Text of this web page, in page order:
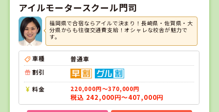
アイルモータースクール門司
福岡県で合宿ならアイルで決まり！長崎県・佐賀県・大
分県からも往復交通費支給！オシャレな校舎が魅力で
す。
車種
普通車
割引
料金 220,000円～370,000円
税込 242,000円～407,000円